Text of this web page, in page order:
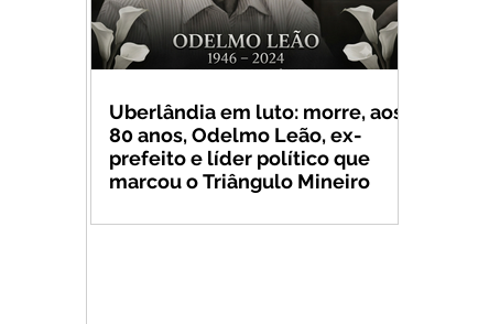
Uberlândia em luto: morre, aos
80 anos, Odelmo Leão, ex-
prefeito e líder político que
marcou o Triângulo Mineiro